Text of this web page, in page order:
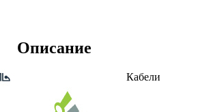
Описание
Кабели